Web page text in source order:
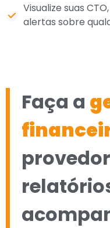
Visualize suas
alertas sobre
Faça a